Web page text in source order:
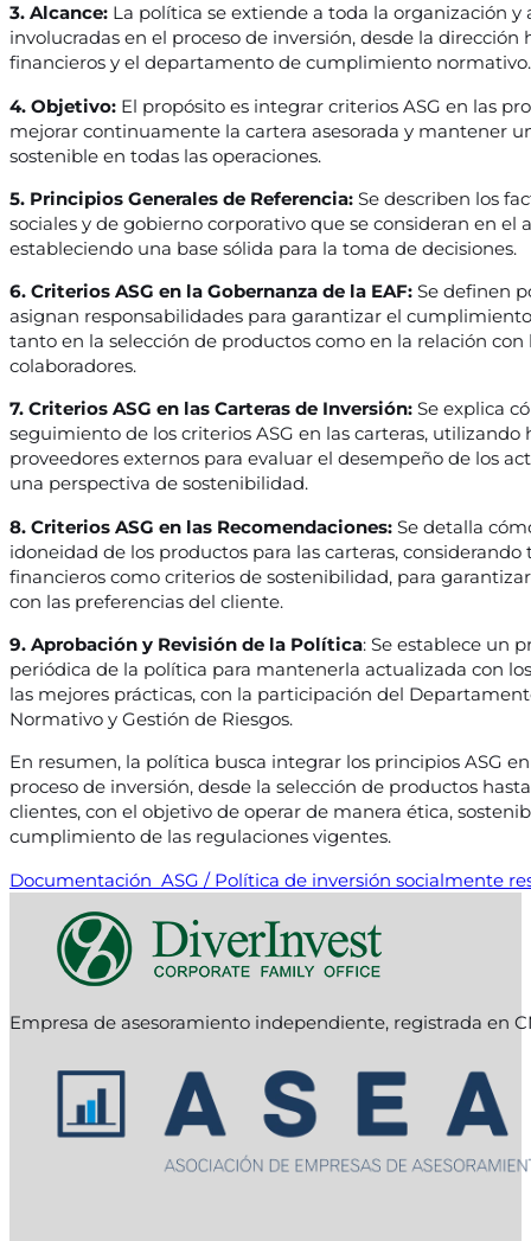
3. Alcance: La política se extiende a toda la organización y
involucradas en el proceso de inversión, desde la dirección
financieros y el departamento de cumplimiento normativo.
4. Objetivo: El propósito es integrar criterios ASG en las
mejorar continuamente la cartera asesorada y mantener
sostenible en todas las operaciones.
5. Principios Generales de Referencia: Se describen los
sociales y de gobierno corporativo que se consideran en el
estableciendo una base sólida para la toma de decisiones.
6. Criterios ASG en la Gobernanza de la EAF: Se definen
asignan responsabilidades para garantizar el
tanto en la selección de productos como en la relación con
colaboradores.
7. Criterios ASG en las Carteras de Inversión: Se explica
seguimiento de los criterios ASG en las carteras, utilizando
proveedores externos para evaluar el desempeño de los
una perspectiva de sostenibilidad.
8. Criterios ASG en las Recomendaciones: Se detalla
idoneidad de los productos para las carteras, considerando
financieros como criterios de sostenibilidad, para
con las preferencias del cliente.
9. Aprobación y Revisión de la Política: Se establece un
periódica de la política para mantenerla actualizada con
las mejores prácticas, con la participación del
Normativo y Gestión de Riesgos.
En resumen, la política busca integrar los principios ASG
proceso de inversión, desde la selección de productos
clientes, con el objetivo de operar de manera ética,
cumplimiento de las regulaciones vigentes.
Documentación ASG / Política de inversión socialmente
Empresa de asesoramiento independiente, registrada en